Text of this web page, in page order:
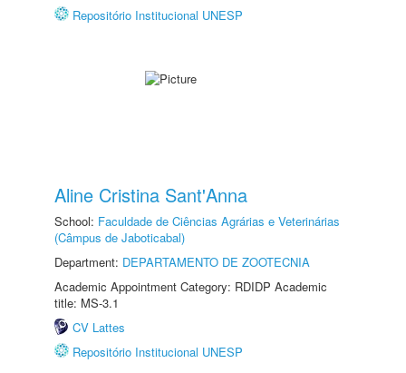
Repositório Institucional UNESP
Aline Cristina Sant'Anna
School: Faculdade de Ciências Agrárias e Veterinárias
(Câmpus de Jaboticabal)
Department: DEPARTAMENTO DE ZOOTECNIA
Academic Appointment Category: RDIDP Academic
title: MS-3.1
CV Lattes
Repositório Institucional UNESP